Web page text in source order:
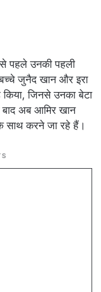
पहले उनकी पहली
बच्चे जुनैद खान और इरा
किया, जिनसे उनका बेटा
अब आमिर खान
साथ करने जा रहे हैं।